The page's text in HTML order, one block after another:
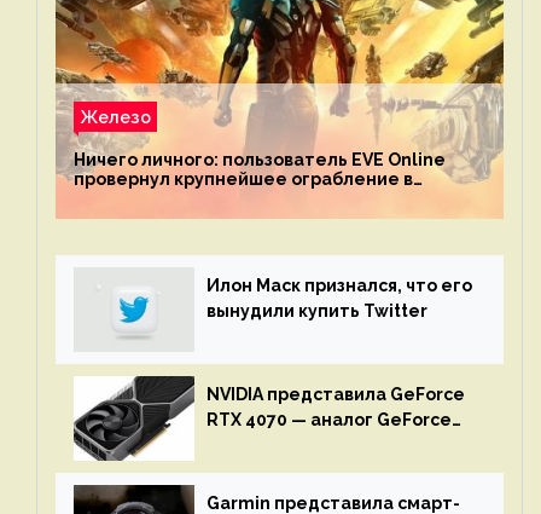
Железо
Ничего личного: пользователь EVE Online
провернул крупнейшее ограбление в
механике
Илон Маск признался, что его
вынудили купить Twitter
NVIDIA представила GeForce
RTX 4070 — аналог GeForce
Garmin представила смарт-